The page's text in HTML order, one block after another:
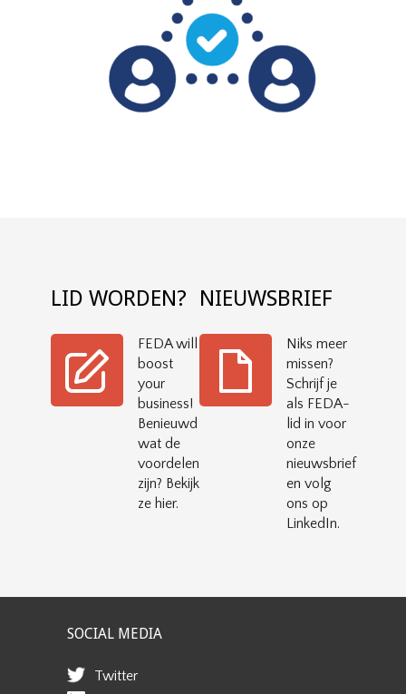
LID WORDEN?
FEDA will
boost
your
business!
Benieuwd
wat de
voordelen
zijn? Bekijk
ze hier.
NIEUWSBRIEF
Niks meer
missen?
Schrijf je
als FEDA-
lid in voor
onze
nieuwsbrief
en volg
ons op
LinkedIn.
SOCIAL MEDIA
Twitter